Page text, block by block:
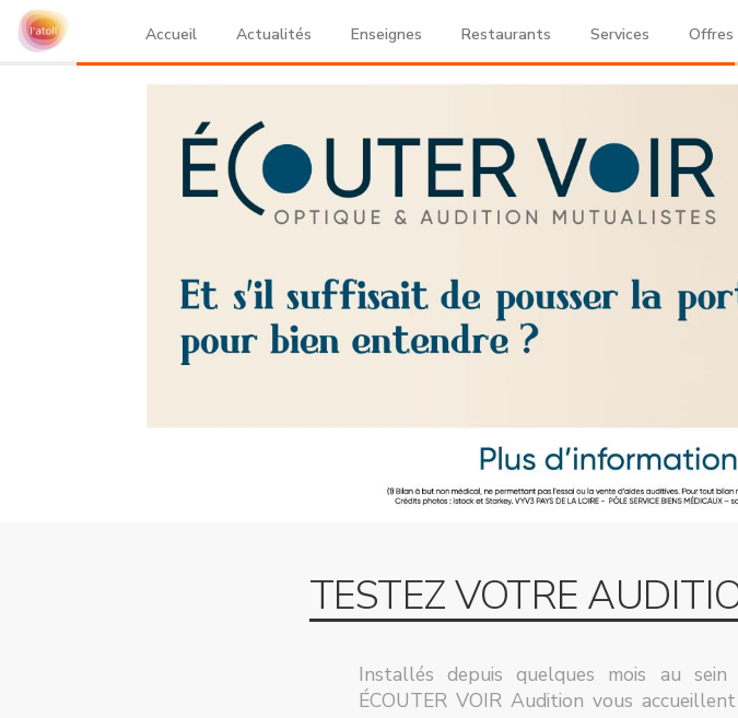
Accueil Actualités Enseignes Restaurants Services Offres
TESTEZ VOTRE
Installés depuis quelques mois au
ÉCOUTER VOIR Audition vous